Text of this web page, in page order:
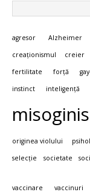
agresor Alzheimer
creaționismul
creier
fertilitate
forță
instinct
inteligență
originea violului
selecție
societate
vaccinare vaccinuri